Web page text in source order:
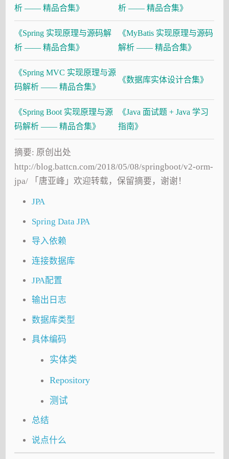
析 —— 精品合集》 析 —— 精品合集》
《Spring 实现原理与源码解
析 —— 精品合集》
《MyBatis 实现原理与源码
解析 —— 精品合集》
《Spring MVC 实现原理与源
码解析 —— 精品合集》
《数据库实体设计合集》
《Spring Boot 实现原理与源
码解析 —— 精品合集》
《Java 面试题 + Java 学习
指南》
摘要: 原创出处
http://blog.battcn.com/2018/05/08/springboot/v2-orm-
jpa/ 「唐亚峰」欢迎转载，保留摘要，谢谢！
JPA
Spring Data JPA
导入依赖
连接数据库
JPA配置
输出日志
数据库类型
具体编码
实体类
Repository
测试
总结
说点什么